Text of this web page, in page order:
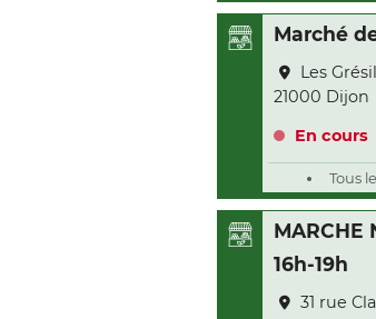
Marché
Les
21000 Dijon
En cours
Tous
MARCHE
16h-19h
31 rue